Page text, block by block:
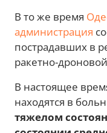
В то же время
администрация
пострадавших в
ракетно-
В настоящее
находятся в
тяжелом